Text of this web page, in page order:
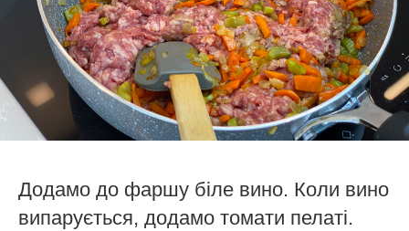
Додамо до фаршу біле вино. Коли вино
випарується, додамо томати пелаті.